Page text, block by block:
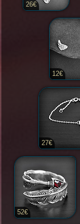
26€
12€
27€
52€